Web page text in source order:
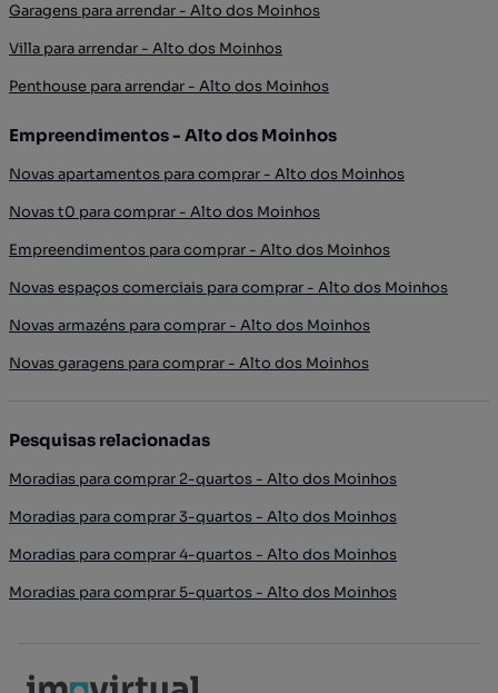
Garagens para arrendar - Alto dos Moinhos
Villa para arrendar - Alto dos Moinhos
Penthouse para arrendar - Alto dos Moinhos
Empreendimentos - Alto dos Moinhos
Novas apartamentos para comprar - Alto dos Moinhos
Novas t0 para comprar - Alto dos Moinhos
Empreendimentos para comprar - Alto dos Moinhos
Novas espaços comerciais para comprar - Alto dos Moinhos
Novas armazéns para comprar - Alto dos Moinhos
Novas garagens para comprar - Alto dos Moinhos
Pesquisas relacionadas
Moradias para comprar 2-quartos - Alto dos Moinhos
Moradias para comprar 3-quartos - Alto dos Moinhos
Moradias para comprar 4-quartos - Alto dos Moinhos
Moradias para comprar 5-quartos - Alto dos Moinhos